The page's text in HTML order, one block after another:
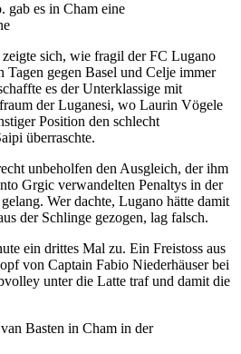
gab es in Cham eine
sich, wie fragil der FC Lugano
Tagen gegen Basel und Celje immer
es der Unterklassige mit
der Luganesi, wo Laurin Vögele
Position den schlecht
überraschte.
unbeholfen den Ausgleich, der ihm
Grgic verwandelten Penaltys in der
Wer dachte, Lugano hätte damit
der Schlinge gezogen, lag falsch.
ein drittes Mal zu. Ein Freistoss aus
von Captain Fabio Niederhäuser bei
unter die Latte traf und damit die
Basten in Cham in der